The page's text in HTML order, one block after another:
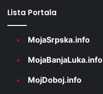
Lista Portala
MojaSrpska.info
MojaBanjaLuka.info
MojDoboj.info